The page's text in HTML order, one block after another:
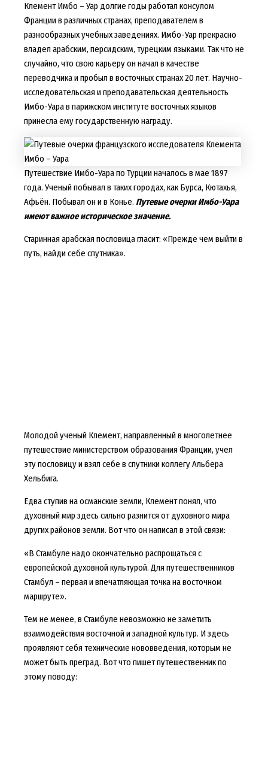
Клемент Имбо – Уар долгие годы работал консулом
Франции в различных странах, преподавателем в
разнообразных учебных заведениях. Имбо-Уар прекрасно
владел арабским, персидским, турецким языками. Так что не
случайно, что свою карьеру он начал в качестве
переводчика и пробыл в восточных странах 20 лет. Научно-
исследовательская и преподавательская деятельность
Имбо-Уара в парижском институте восточных языков
принесла ему государственную награду.
Путешествие Имбо-Уара по Турции началось в мае 1897
года. Ученый побывал в таких городах, как Бурса, Кютахья,
Афьён. Побывал он и в Конье. Путевые очерки Имбо-Уара
имеют важное историческое значение.
Старинная арабская пословица гласит: «Прежде чем выйти в
путь, найди себе спутника».
Молодой ученый Клемент, направленный в многолетнее
путешествие министерством образования Франции, учел
эту пословицу и взял себе в спутники коллегу Альбера
Хельбига.
Едва ступив на османские земли, Клемент понял, что
духовный мир здесь сильно разнится от духовного мира
других районов земли. Вот что он написал в этой связи:
«В Стамбуле надо окончательно распрощаться с
европейской духовной культурой. Для путешественников
Стамбул – первая и впечатляющая точка на восточном
маршруте».
Тем не менее, в Стамбуле невозможно не заметить
взаимодействия восточной и западной культур. И здесь
проявляют себя технические нововведения, которым не
может быть преград. Вот что пишет путешественник по
этому поводу: